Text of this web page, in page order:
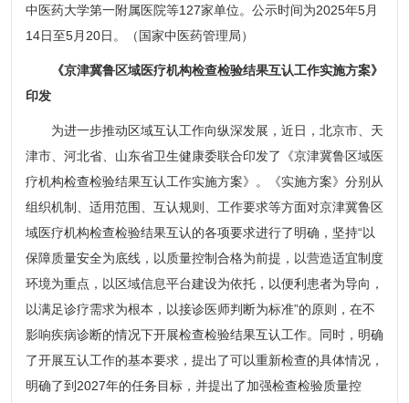
中医药大学第一附属医院等127家单位。公示时间为2025年5月
14日至5月20日。（国家中医药管理局）
《京津冀鲁区域医疗机构检查检验结果互认工作实施方案》
印发
为进一步推动区域互认工作向纵深发展，近日，北京市、天
津市、河北省、山东省卫生健康委联合印发了《京津冀鲁区域医
疗机构检查检验结果互认工作实施方案》。《实施方案》分别从
组织机制、适用范围、互认规则、工作要求等方面对京津冀鲁区
域医疗机构检查检验结果互认的各项要求进行了明确，坚持“以
保障质量安全为底线，以质量控制合格为前提，以营造适宜制度
环境为重点，以区域信息平台建设为依托，以便利患者为导向，
以满足诊疗需求为根本，以接诊医师判断为标准”的原则，在不
影响疾病诊断的情况下开展检查检验结果互认工作。同时，明确
了开展互认工作的基本要求，提出了可以重新检查的具体情况，
明确了到2027年的任务目标，并提出了加强检查检验质量控